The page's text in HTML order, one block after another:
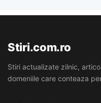
Stiri.com.ro
Stiri actualizate zilnic,
domeniile care conteaza